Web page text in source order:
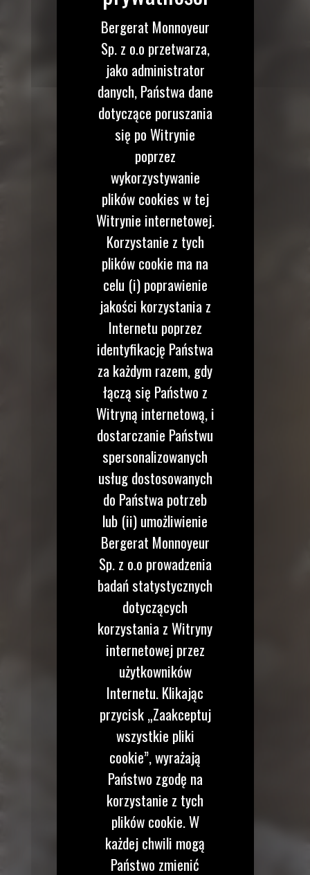
Bergerat Monnoyeur
Sp. z o.o przetwarza,
jako administrator
danych, Państwa dane
dotyczące poruszania
się po Witrynie
poprzez
wykorzystywanie
plików cookies w tej
Witrynie internetowej.
Korzystanie z tych
plików cookie ma na
celu (i) poprawienie
jakości korzystania z
Internetu poprzez
identyfikację Państwa
za każdym razem, gdy
łączą się Państwo z
Witryną internetową, i
dostarczanie Państwu
spersonalizowanych
usług dostosowanych
do Państwa potrzeb
lub (ii) umożliwienie
Bergerat Monnoyeur
Sp. z o.o prowadzenia
badań statystycznych
dotyczących
korzystania z Witryny
internetowej przez
użytkowników
Internetu. Klikając
przycisk „Zaakceptuj
wszystkie pliki
cookie”, wyrażają
Państwo zgodę na
korzystanie z tych
plików cookie. W
każdej chwili mogą
Państwo zmienić